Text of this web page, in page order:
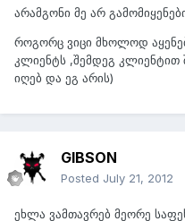
არამგონი მე არ
როგორც ვიცი მხოლოდ
კლიენტს ,შემდეგ კლიენტით
იღებ და ეგ არის)
GIBSON
Posted July 21, 2012
ეხლა ვამთავრებ მეორე